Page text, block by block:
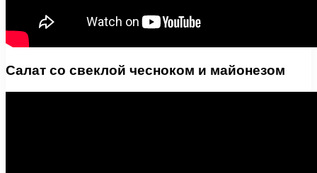
Салат со свеклой чесноком и майонезом